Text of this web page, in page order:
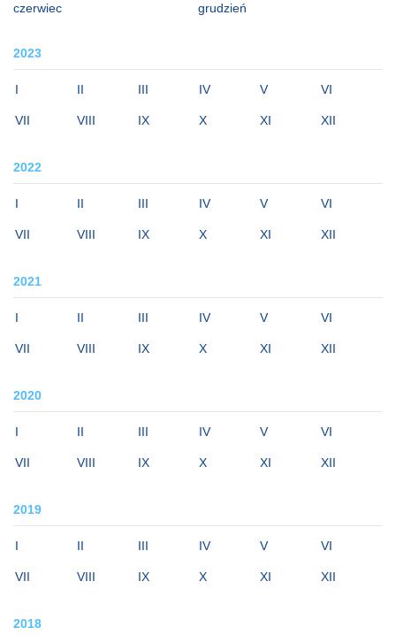
czerwiec grudzień
2023
I II III IV V VI
VII VIII IX X XI XII
2022
I II III IV V VI
VII VIII IX X XI XII
2021
I II III IV V VI
VII VIII IX X XI XII
2020
I II III IV V VI
VII VIII IX X XI XII
2019
I II III IV V VI
VII VIII IX X XI XII
2018